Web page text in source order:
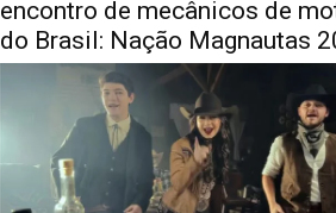
encontro de mecânicos de
do Brasil: Nação Magnautas